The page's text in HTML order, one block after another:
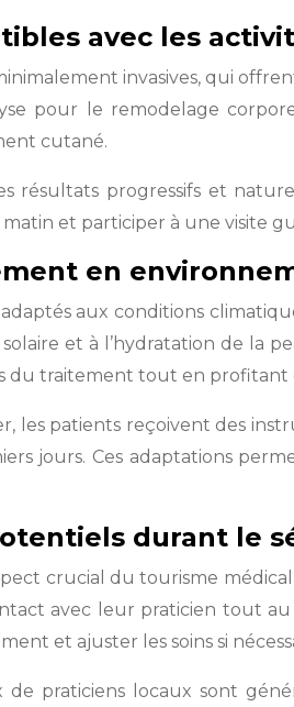
avec les
invasives, qui
pour le remodelage
cutané.
résultats progressifs et
et participer à une visite
en
aux conditions
et à l’hydratation de la
du traitement tout en profitant
patients reçoivent des
jours. Ces adaptations
durant le
crucial du tourisme
avec leur praticien tout
et ajuster les soins si
de praticiens locaux sont